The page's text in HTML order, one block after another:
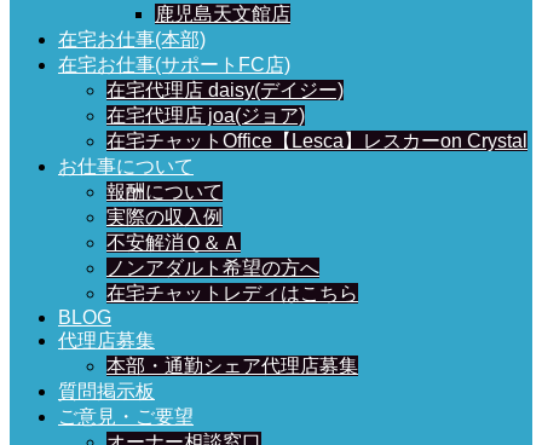
鹿児島天文館店
在宅お仕事(本部)
在宅お仕事(サポートFC店)
在宅代理店 daisy(デイジー)
在宅代理店 joa(ジョア)
在宅チャットOffice【Lesca】レスカーon Crystal
お仕事について
報酬について
実際の収入例
不安解消Ｑ＆Ａ
ノンアダルト希望の方へ
在宅チャットレディはこちら
BLOG
代理店募集
本部・通勤シェア代理店募集
質問掲示板
ご意見・ご要望